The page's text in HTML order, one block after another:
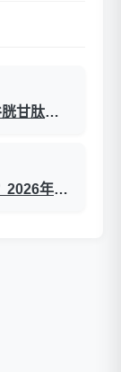
盐度胁迫、硒代谢与抗氧化防御：谷胱甘肽过氧化物酶GSH-Px在水产和植物研究中的角色
TG甘油三酯含量检测试剂盒怎么选？2026年避坑指南（附选购清单）